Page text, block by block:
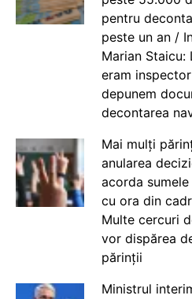
pentru
peste un an /
Marian Staicu:
eram
depunem
decontarea
Mai mulți
anularea
acorda
cu ora din
Multe cercuri
vor dispărea
părinții
Ministrul